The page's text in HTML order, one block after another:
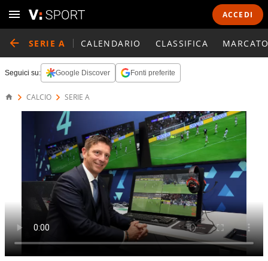
ACCEDI
SERIE A CALENDARIO CLASSIFICA
Seguici su: Google Discover Fonti preferite
CALCIO SERIE A